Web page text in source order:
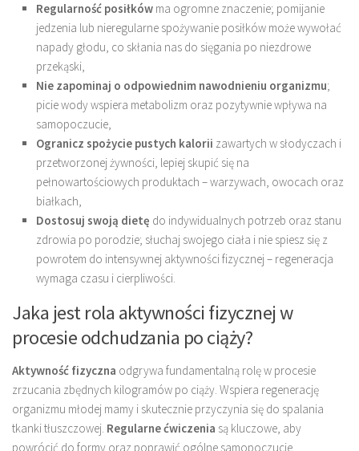
Regularność posiłków ma ogromne znaczenie; pomijanie
jedzenia lub nieregularne spożywanie posiłków może wywołać
napady głodu, co skłania nas do sięgania po niezdrowe
przekąski,
Nie zapominaj o odpowiednim nawodnieniu organizmu;
picie wody wspiera metabolizm oraz pozytywnie wpływa na
samopoczucie,
Ogranicz spożycie pustych kalorii zawartych w słodyczach i
przetworzonej żywności, lepiej skupić się na
pełnowartościowych produktach – warzywach, owocach oraz
białkach,
Dostosuj swoją dietę do indywidualnych potrzeb oraz stanu
zdrowia po porodzie; słuchaj swojego ciała i nie spiesz się z
powrotem do intensywnej aktywności fizycznej – regeneracja
wymaga czasu i cierpliwości.
Jaka jest rola aktywności fizycznej w
procesie odchudzania po ciąży?
Aktywność fizyczna odgrywa fundamentalną rolę w procesie
zrzucania zbędnych kilogramów po ciąży. Wspiera regenerację
organizmu młodej mamy i skutecznie przyczynia się do spalania
tkanki tłuszczowej. Regularne ćwiczenia są kluczowe, aby
powrócić do formy oraz poprawić ogólne samopoczucie.